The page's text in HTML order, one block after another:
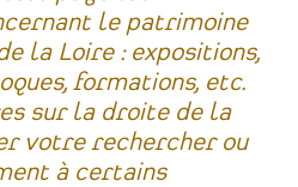
le patrimoine
la Loire : expositions,
formations, etc.
sur la droite de la
votre rechercher ou
à certains